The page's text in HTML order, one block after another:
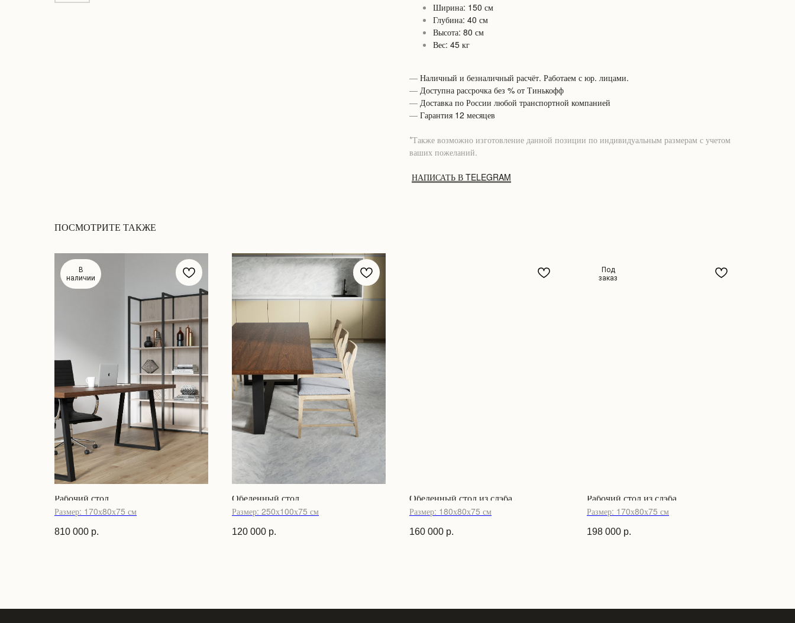
Ширина: 150 см
Глубина: 40 см
Высота: 80 см
Вес: 45 кг
— Наличный и безналичный расчёт. Работаем с юр. лицами.
— Доступна рассрочка без % от Тинькофф
— Доставка по России любой транспортной компанией
— Гарантия 12 месяцев
*Также возможно изготовление данной позиции по индивидуальным размерам с учетом
ваших пожеланий.
НАПИСАТЬ В TELEGRAM
ПОСМОТРИТЕ ТАКЖЕ
В
наличии
Рабочий стол
Размер: 170х80х75 см
810 000 р.
Обеденный стол
Размер: 250х100х75 см
120 000 р.
Обеденный стол из слэба
Размер: 180х80х75 см
160 000 р.
Под
заказ
Рабочий стол из слэба
Размер: 170х80х75 см
198 000 р.